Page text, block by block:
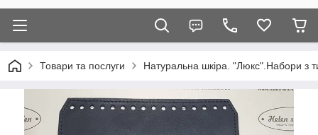
Товари та послуги Натуральна шкіра. "Люкс".Набори з